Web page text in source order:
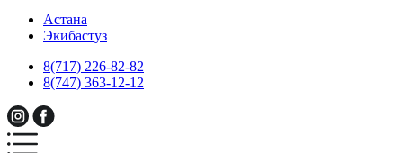
Астана
Экибастуз
8(717) 226-82-82
8(747) 363-12-12